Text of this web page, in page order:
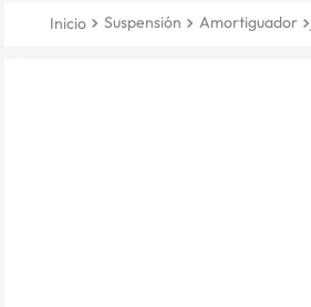
Suspensión Amortiguador